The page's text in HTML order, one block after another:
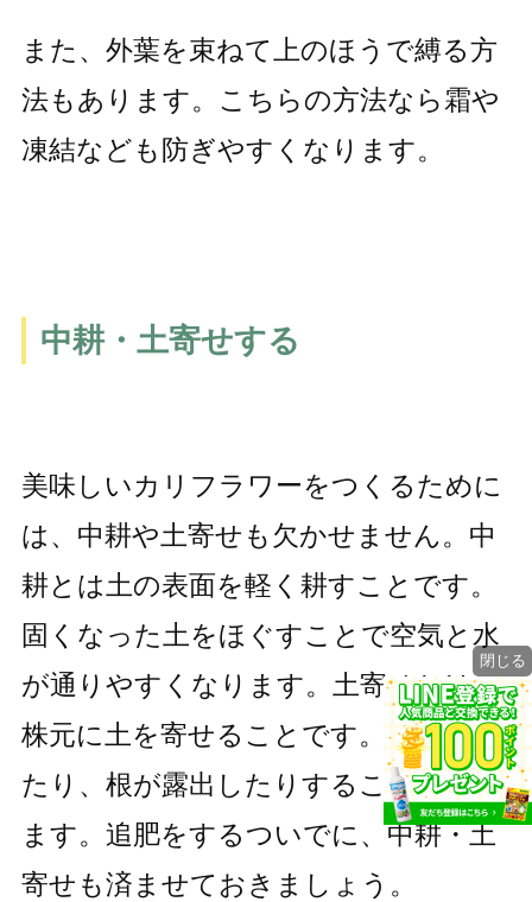
また、外葉を束ねて上のほうで縛る方
法もあります。こちらの方法なら霜や
凍結なども防ぎやすくなります。
中耕・土寄せする
美味しいカリフラワーをつくるために
は、中耕や土寄せも欠かせません。中
耕とは土の表面を軽く耕すことです。
固くなった土をほぐすことで空気と水
が通りやすくなります。土寄せとは、
株元に土を寄せることです。株が倒れ
たり、根が露出したりすることを防げ
ます。追肥をするついでに、中耕・土
寄せも済ませておきましょう。
閉じる